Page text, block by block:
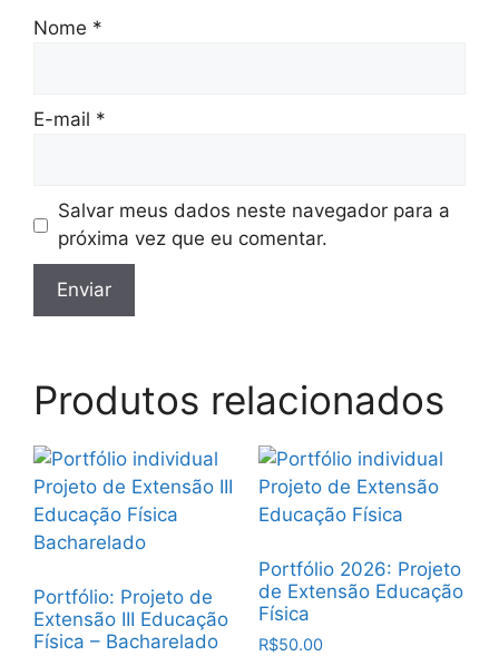
Nome *
E-mail *
Salvar meus dados neste navegador para a
próxima vez que eu comentar.
Produtos relacionados
Portfólio: Projeto de
Extensão III Educação
Física – Bacharelado
Portfólio 2026: Projeto
de Extensão Educação
Física
R$50.00